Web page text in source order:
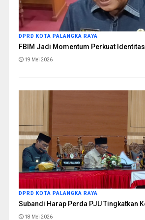
DPRD KOTA PALANGKA RAYA
FBIM Jadi Momentum Perkuat
19 Mei 2026
DPRD KOTA PALANGKA RAYA
Subandi Harap Perda PJU Tingkatkan
18 Mei 2026